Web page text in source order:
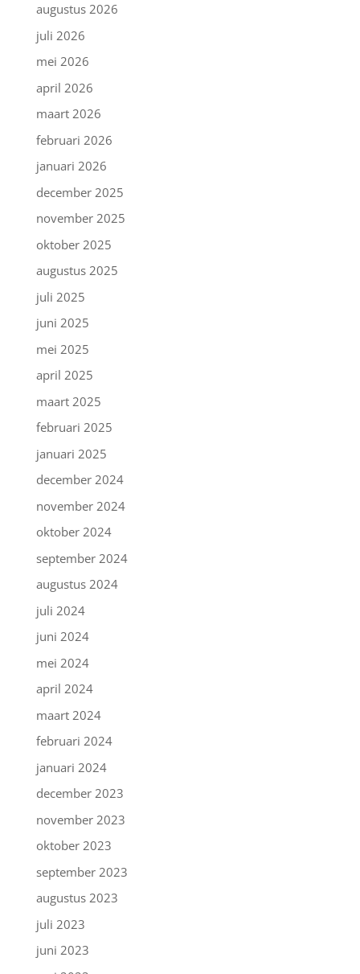
augustus 2026
juli 2026
mei 2026
april 2026
maart 2026
februari 2026
januari 2026
december 2025
november 2025
oktober 2025
augustus 2025
juli 2025
juni 2025
mei 2025
april 2025
maart 2025
februari 2025
januari 2025
december 2024
november 2024
oktober 2024
september 2024
augustus 2024
juli 2024
juni 2024
mei 2024
april 2024
maart 2024
februari 2024
januari 2024
december 2023
november 2023
oktober 2023
september 2023
augustus 2023
juli 2023
juni 2023